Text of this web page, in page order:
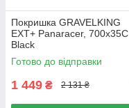
Покришка GRAVELKING
EXT+ Panaracer, 700x35C
Black
Готово до відправки
1 449 ₴ 2 131 ₴